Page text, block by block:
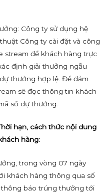
Công ty sử dụng hệ
Công ty cài đặt và công
stream để khách hàng trực
định giải thưởng ngẫu
thưởng hợp lệ. Để đảm
sẽ đọc thông tin khách
số dự thưởng.
hạn, cách thức nội dung
hàng:
trong vòng 07 ngày
khách hàng thông qua số
báo trúng thưởng tới